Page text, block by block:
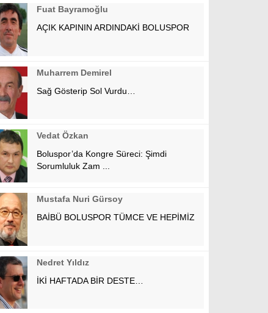
Fuat Bayramoğlu
AÇIK KAPININ ARDINDAKİ BOLUSPOR
Muharrem Demirel
Sağ Gösterip Sol Vurdu…
Vedat Özkan
Boluspor’da Kongre Süreci: Şimdi
Sorumluluk Zam ...
Mustafa Nuri Gürsoy
BAİBÜ BOLUSPOR TÜMCE VE HEPİMİZ
Nedret Yıldız
İKİ HAFTADA BİR DESTE…